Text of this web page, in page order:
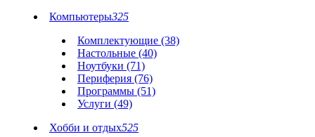
Компьютеры325
Комплектующие (38)
Настольные (40)
Ноутбуки (71)
Периферия (76)
Программы (51)
Услуги (49)
Хобби и отдых525